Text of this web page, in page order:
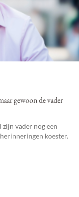
gewoon de vader
vader nog een
koester.